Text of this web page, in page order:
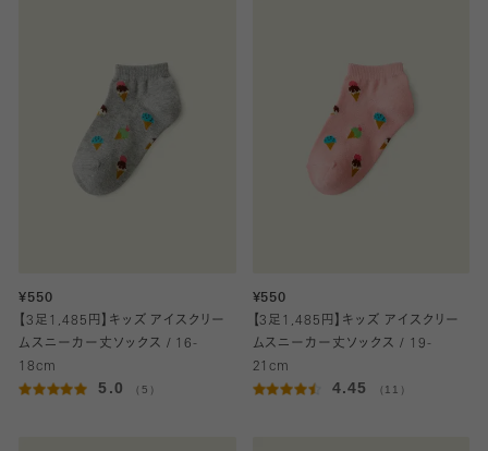
¥550
【3足1,485円】キッズ アイスクリー
ムスニーカー丈ソックス / 16-
18cm
5.0 （5）
¥550
【3足1,485円】キッズ アイスクリー
ムスニーカー丈ソックス / 19-
21cm
4.45 （11）